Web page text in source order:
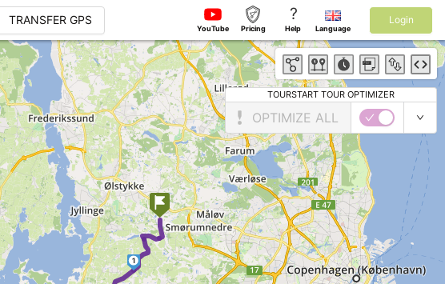
1
TRANSFER GPS
YouTube Pricing
?
Help Language
Login
TOURSTART TOUR OPTIMIZER
OPTIMIZE ALL